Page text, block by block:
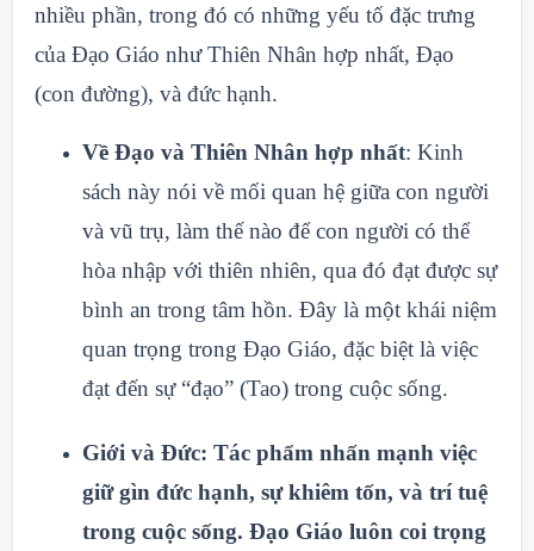
nhiều phần, trong đó có những yếu tố đặc trưng
của Đạo Giáo như Thiên Nhân hợp nhất, Đạo
(con đường), và đức hạnh.
Về Đạo và Thiên Nhân hợp nhất: Kinh
sách này nói về mối quan hệ giữa con người
và vũ trụ, làm thế nào để con người có thể
hòa nhập với thiên nhiên, qua đó đạt được sự
bình an trong tâm hồn. Đây là một khái niệm
quan trọng trong Đạo Giáo, đặc biệt là việc
đạt đến sự “đạo” (Tao) trong cuộc sống.
Giới và Đức: Tác phẩm nhấn mạnh việc
giữ gìn đức hạnh, sự khiêm tốn, và trí tuệ
trong cuộc sống. Đạo Giáo luôn coi trọng